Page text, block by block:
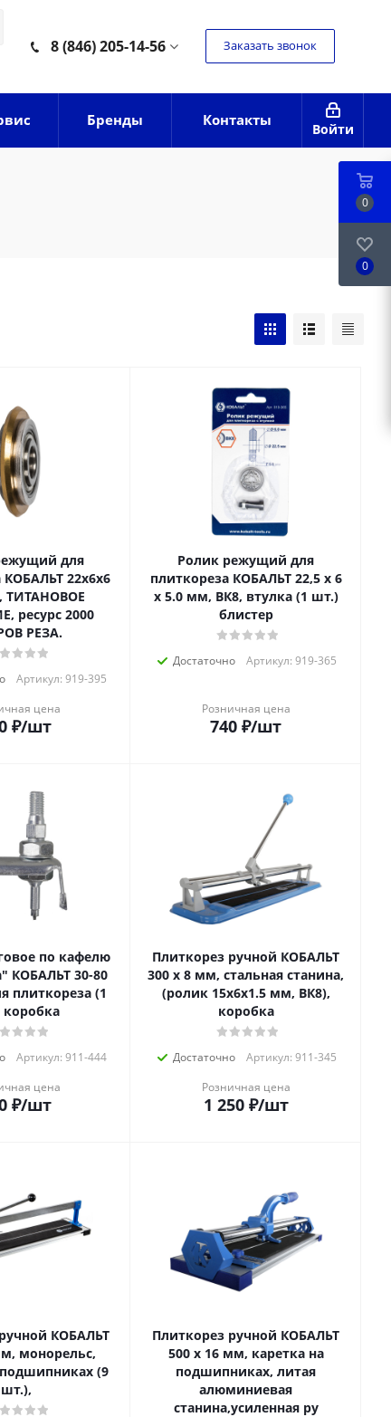
8 (846) 205-14-56 Заказать звонок
Войти
Бренды Контакты
для
КОБАЛЬТ 22х6х6
ТИТАНОВОЕ
ресурс 2000
РЕЗА.
Артикул: 919-395
цена
₽/шт
Ролик режущий для
плиткореза КОБАЛЬТ 22,5 х 6
х 5.0 мм, ВК8, втулка (1 шт.)
блистер
Достаточно Артикул: 919-365
Розничная цена
740 ₽/шт
по кафелю
КОБАЛЬТ 30-80
плиткореза (1
Артикул: 911-444
цена
₽/шт
Плиткорез ручной КОБАЛЬТ
300 х 8 мм, стальная станина,
(ролик 15х6х1.5 мм, ВК8),
коробка
Достаточно
Артикул: 911-345
Розничная цена
1 250₽/шт
КОБАЛЬТ
монорельс,
(9
шт.),
Плиткорез ручной КОБАЛЬТ
500 х 16 мм, каретка на
подшипниках, литая
алюминиевая
станина,усиленная ру
0
0